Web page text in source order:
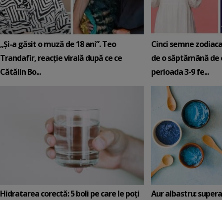
„Și-a găsit o muză de 18 ani”. Teo
Trandafir, reacție virală după ce ce
Cătălin Bo...
Cinci semne
de o săptămână de
perioada 3-9 fe...
Hidratarea corectă: 5 boli pe care le poți
Aur albastru: